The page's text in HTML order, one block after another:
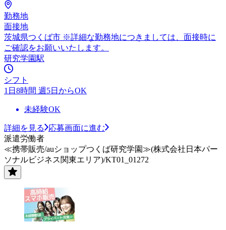
勤務地
面接地
茨城県つくば市 ※詳細な勤務地につきましては、面接時に
ご確認をお願いいたします。
研究学園駅
シフト
1日8時間 週5日からOK
未経験OK
詳細を見る
応募画面に進む
派遣労働者
≪携帯販売/auショップつくば研究学園≫(株式会社日本パー
ソナルビジネス関東エリア)/KT01_01272